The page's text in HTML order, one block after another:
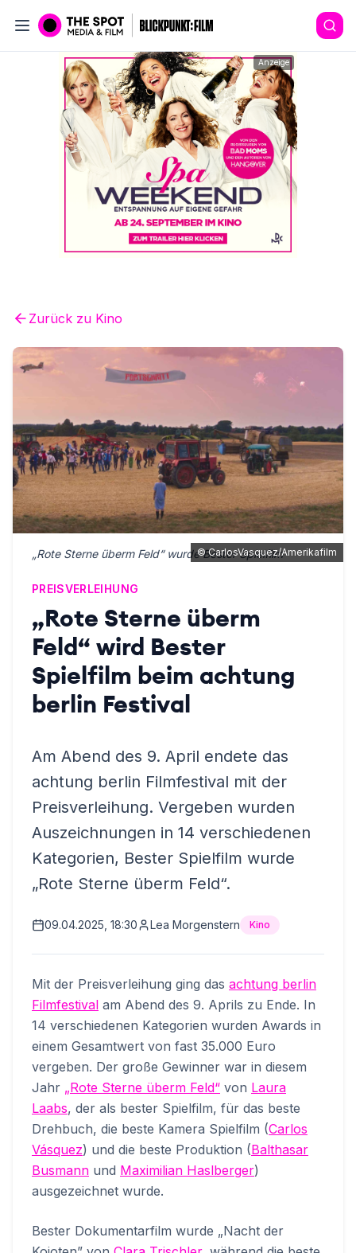
Anzeige
Zurück zu Kino
©CarlosVasquez/Amerikafilm
„Rote Sterne überm Feld“ wurde Bester Spielfilm
PREISVERLEIHUNG
„Rote Sterne überm
Feld“ wird Bester
Spielfilm beim achtung
berlin Festival
Am Abend des 9. April endete das
achtung berlin Filmfestival mit der
Preisverleihung. Vergeben wurden
Auszeichnungen in 14 verschiedenen
Kategorien, Bester Spielfilm wurde
„Rote Sterne überm Feld“.
09.04.2025, 18:30 Lea Morgenstern Kino
Mit der Preisverleihung ging das achtung berlin
Filmfestival am Abend des 9. Aprils zu Ende. In
14 verschiedenen Kategorien wurden Awards in
einem Gesamtwert von fast 35.000 Euro
vergeben. Der große Gewinner war in diesem
Jahr „Rote Sterne überm Feld“ von Laura
Laabs, der als bester Spielfilm, für das beste
Drehbuch, die beste Kamera Spielfilm (Carlos
Vásquez) und die beste Produktion (Balthasar
Busmann und Maximilian Haslberger)
ausgezeichnet wurde.
Bester Dokumentarfilm wurde „Nacht der